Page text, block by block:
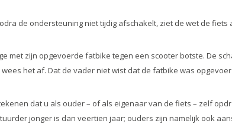
de ondersteuning niet tijdig afschakelt, ziet de wet de
met zijn opgevoerde fatbike tegen een scooter botste. De
het af. Dat de vader niet wist dat de fatbike was
dat u als ouder – of als eigenaar van de fiets – zelf
jonger is dan veertien jaar; ouders zijn namelijk ook